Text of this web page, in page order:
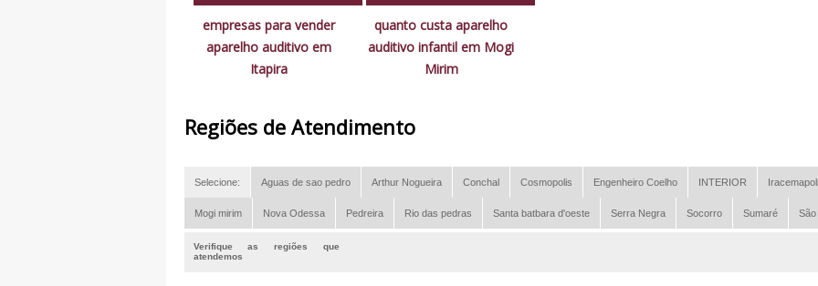
empresas para vender
aparelho auditivo em
Itapira
quanto custa aparelho
auditivo infantil em Mogi
Mirim
Regiões de Atendimento
Selecione: Aguas de sao pedro Arthur Nogueira Conchal Cosmopolis Engenheiro Coelho INTERIOR
Mogi mirim Nova Odessa Pedreira Rio das pedras Santa batbara d'oeste Serra Negra Socorro Sumaré São
Verifique as regiões que
atendemos